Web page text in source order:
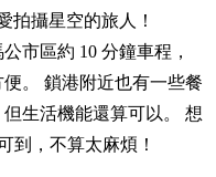
拍攝星空的旅人！
市區約 10 分鐘車程，
。 鎖港附近也有一些餐
生活機能還算可以。 想
到，不算太麻煩！